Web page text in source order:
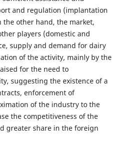
and regulation (implantation
the other hand, the market,
players (domestic and
supply and demand for dairy
of the activity, mainly by the
for the need to
suggesting the existence of a
enforcement of
of the industry to the
the competitiveness of the
greater share in the foreign